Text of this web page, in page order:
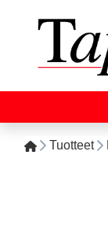
Tuotteet